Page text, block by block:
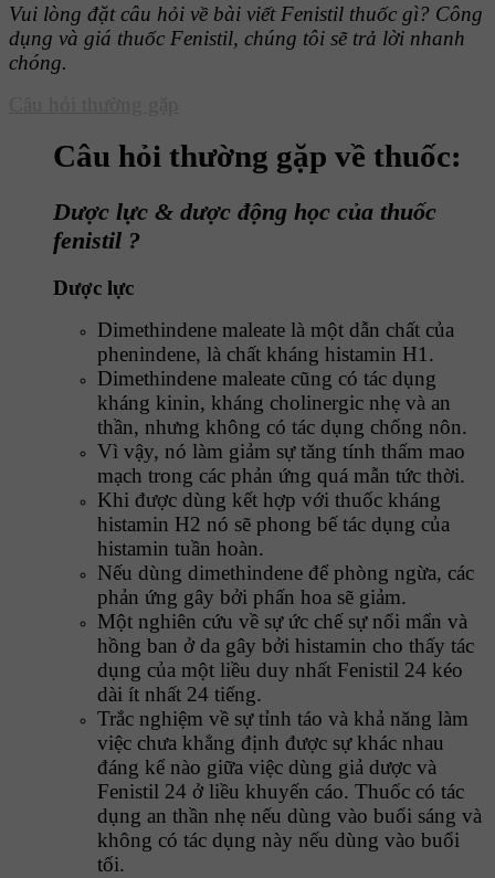
Vui lòng đặt câu hỏi về bài viết Fenistil thuốc gì? Công
dụng và giá thuốc Fenistil, chúng tôi sẽ trả lời nhanh
chóng.
Câu hỏi thường gặp về thuốc:
Dược lực & dược động học của thuốc
fenistil ?
Dược lực
Dimethindene maleate là một dẫn chất của
phenindene, là chất kháng histamin H1.
Dimethindene maleate cũng có tác dụng
kháng kinin, kháng cholinergic nhẹ và an
thần, nhưng không có tác dụng chống nôn.
Vì vậy, nó làm giảm sự tăng tính thấm mao
mạch trong các phản ứng quá mẫn tức thời.
Khi được dùng kết hợp với thuốc kháng
histamin H2 nó sẽ phong bế tác dụng của
histamin tuần hoàn.
Nếu dùng dimethindene để phòng ngừa, các
phản ứng gây bởi phấn hoa sẽ giảm.
Một nghiên cứu về sự ức chế sự nổi mẩn và
hồng ban ở da gây bởi histamin cho thấy tác
dụng của một liều duy nhất Fenistil 24 kéo
dài ít nhất 24 tiếng.
Trắc nghiệm về sự tỉnh táo và khả năng làm
việc chưa khẳng định được sự khác nhau
đáng kể nào giữa việc dùng giả dược và
Fenistil 24 ở liều khuyến cáo. Thuốc có tác
dụng an thần nhẹ nếu dùng vào buổi sáng và
không có tác dụng này nếu dùng vào buổi
tối.